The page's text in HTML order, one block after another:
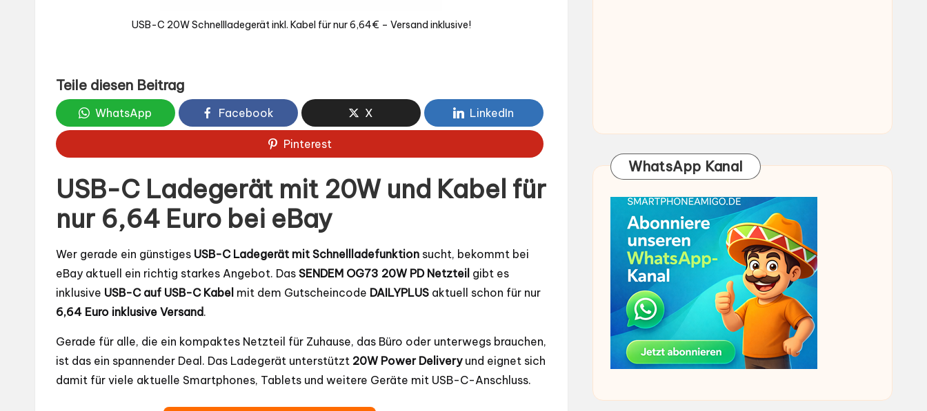
USB-C 20W Schnellladegerät inkl. Kabel für nur 6,64€ – Versand inklusive!
Teile diesen Beitrag
WhatsApp Facebook X LinkedIn
Pinterest
USB-C Ladegerät mit 20W und Kabel für
nur 6,64 Euro bei eBay
Wer gerade ein günstiges USB-C Ladegerät mit Schnellladefunktion sucht, bekommt bei
eBay aktuell ein richtig starkes Angebot. Das SENDEM OG73 20W PD Netzteil gibt es
inklusive USB-C auf USB-C Kabel mit dem Gutscheincode DAILYPLUS aktuell schon für nur
6,64 Euro inklusive Versand.
Gerade für alle, die ein kompaktes Netzteil für Zuhause, das Büro oder unterwegs brauchen,
ist das ein spannender Deal. Das Ladegerät unterstützt 20W Power Deliveryund eignet sich
damit für viele aktuelle Smartphones, Tablets und weitere Geräte mit USB-C-Anschluss.
WhatsApp Kanal